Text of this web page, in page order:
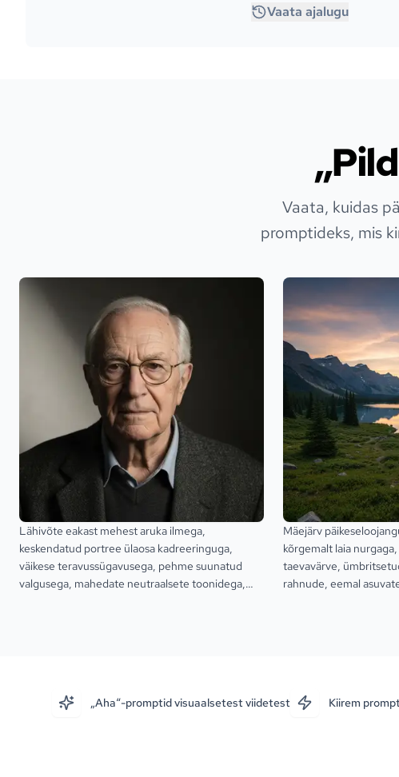
Vaata ajalugu
Vaata, kuidas
promptideks, mis
Lähivõte eakast mehest aruka ilmega,
keskendatud portree ülaosa kadreeringuga,
väikese teravussügavusega, pehme suunatud
valgusega, mahedate neutraalsete toonidega,
Mäejärv
kõrgemalt laia
taevavärve,
rahnude, eemal
„Aha“-promptid visuaalsetest viidetest Kiirem